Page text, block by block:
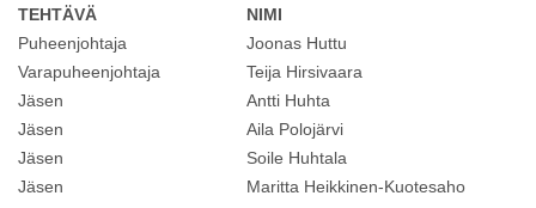
TEHTÄVÄ
NIMI
Puheenjohtaja
Joonas Huttu
Varapuheenjohtaja
Teija Hirsivaara
Jäsen
Antti Huhta
Jäsen
Aila Polojärvi
Jäsen
Soile Huhtala
Jäsen
Maritta Heikkinen-Kuotesaho